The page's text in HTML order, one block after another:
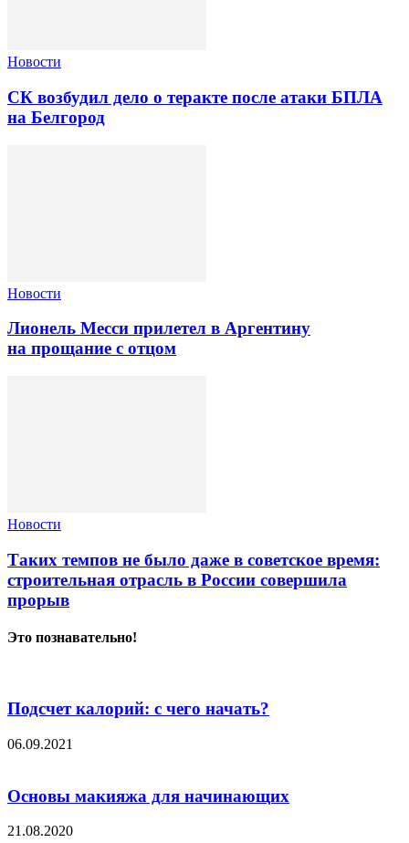
Новости
СК возбудил дело о теракте после атаки БПЛА
на Белгород
Новости
Лионель Месси прилетел в Аргентину
на прощание с отцом
Новости
Таких темпов не было даже в советское время:
строительная отрасль в России совершила
прорыв
Это познавательно!
Подсчет калорий: с чего начать?
06.09.2021
Основы макияжа для начинающих
21.08.2020